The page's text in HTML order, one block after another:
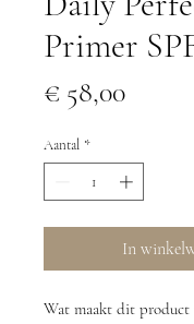
Primer
€ 58,00Prijs
Aantal *
In
Wat maakt dit product